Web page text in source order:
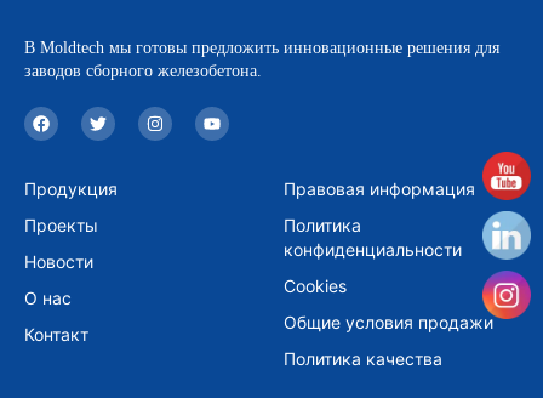
В Moldtech мы готовы предложить инновационные решения для
заводов сборного железобетона.
F
a
c
b
o
k
T
w
i
t
e
I
n
s
Y
o
u
Продукция
Проекты
Новости
О нас
Контакт
Правовая информация
Политика
конфиденциальности
Cookies
Общие условия продажи
Политика качества